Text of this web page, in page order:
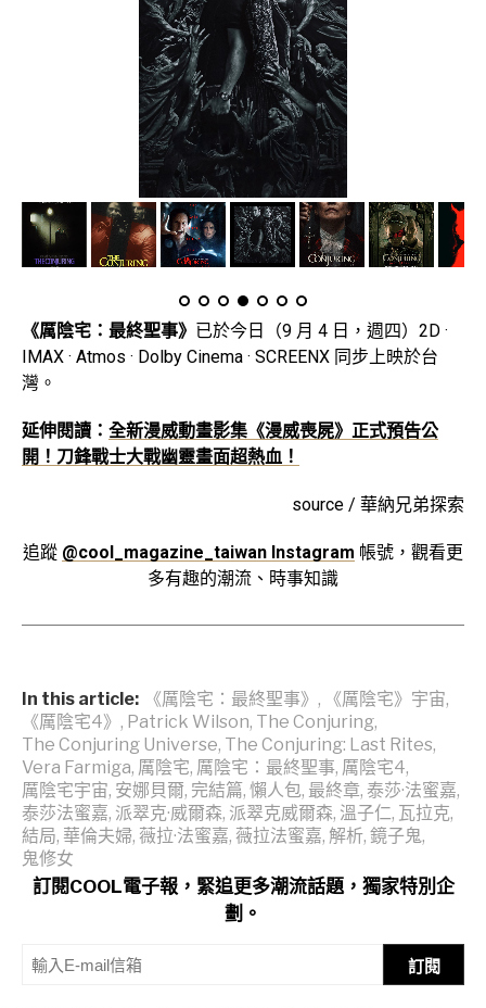
《厲陰宅：最終聖事》 已於今日（9 月 4 日，週四）2D ·
IMAX · Atmos · Dolby Cinema · SCREENX 同步上映於台
灣。
延伸閱讀： 全新漫威動畫影集《漫威喪屍》正式預告公
開！刀鋒戰士大戰幽靈畫面超熱血！
source / 華納兄弟探索
追蹤 @cool_magazine_taiwan Instagram 帳號，觀看更
多有趣的潮流、時事知識
In this article: 《厲陰宅：最終聖事》 , 《厲陰宅》宇宙,
《厲陰宅4》 , Patrick Wilson, The Conjuring,
The Conjuring Universe, The Conjuring: Last Rites,
Vera Farmiga, 厲陰宅, 厲陰宅：最終聖事, 厲陰宅4,
厲陰宅宇宙, 安娜貝爾, 完結篇, 懶人包, 最終章, 泰莎·法蜜嘉,
泰莎法蜜嘉, 派翠克·威爾森, 派翠克威爾森, 溫子仁, 瓦拉克,
結局, 華倫夫婦, 薇拉·法蜜嘉, 薇拉法蜜嘉, 解析, 鏡子鬼,
鬼修女
訂閱COOL電子報，緊追更多潮流話題，獨家特別企
劃。
訂閱